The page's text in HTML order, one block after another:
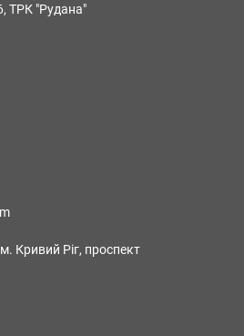
ТРК "Рудана"
Кривий Ріг, проспект